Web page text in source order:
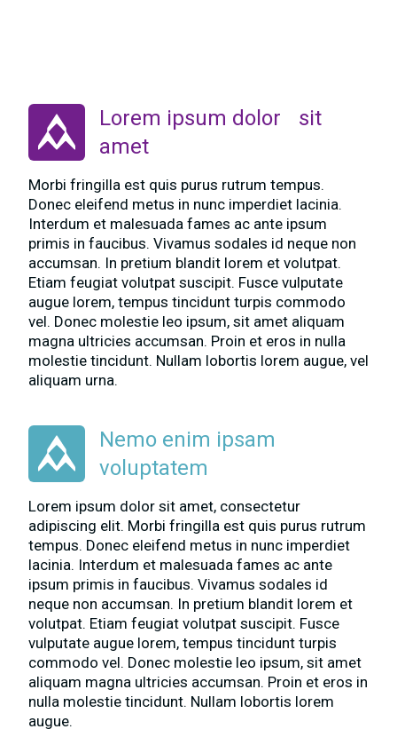
Lorem ipsum dolor sit
amet
Morbi fringilla est quis purus rutrum tempus.
Donec eleifend metus in nunc imperdiet lacinia.
Interdum et malesuada fames ac ante ipsum
primis in faucibus. Vivamus sodales id neque non
accumsan. In pretium blandit lorem et volutpat.
Etiam feugiat volutpat suscipit. Fusce vulputate
augue lorem, tempus tincidunt turpis commodo
vel. Donec molestie leo ipsum, sit amet aliquam
magna ultricies accumsan. Proin et eros in nulla
molestie tincidunt. Nullam lobortis lorem augue, vel
aliquam urna.
Nemo enim ipsam
voluptatem
Lorem ipsum dolor sit amet, consectetur
adipiscing elit. Morbi fringilla est quis purus rutrum
tempus. Donec eleifend metus in nunc imperdiet
lacinia. Interdum et malesuada fames ac ante
ipsum primis in faucibus. Vivamus sodales id
neque non accumsan. In pretium blandit lorem et
volutpat. Etiam feugiat volutpat suscipit. Fusce
vulputate augue lorem, tempus tincidunt turpis
commodo vel. Donec molestie leo ipsum, sit amet
aliquam magna ultricies accumsan. Proin et eros in
nulla molestie tincidunt. Nullam lobortis lorem
augue.